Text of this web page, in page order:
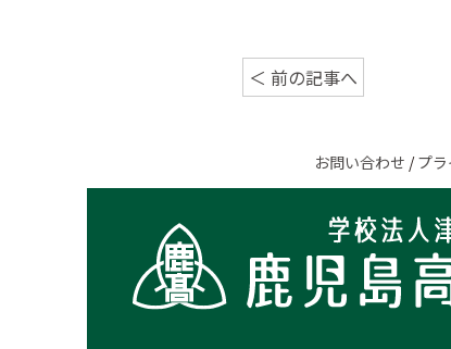
＜ 前の記事へ
お問い合わせ /プ